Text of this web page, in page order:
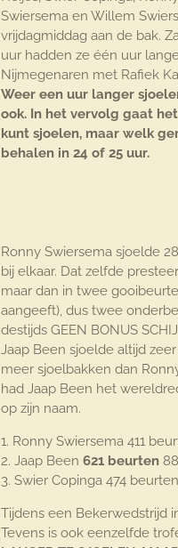
Swiersema en Willem
vrijdagmiddag aan de bak.
uur hadden ze één uur
Nijmegenaren met Rafiek
Weer een uur langer
ook. In het vervolg gaat
kunt sjoelen, maar welk
behalen in 24 of 25 uur.
Ronny Swiersema sjoelde
bij elkaar. Dat zelfde
maar dan in twee
aangeeft), dus twee
destijds GEEN BONUS
Jaap Been sjoelde altijd
meer sjoelbakken dan
had Jaap Been het
op zijn naam.
1. Ronny Swiersema 411
2. Jaap Been 621 beurten
3. Swier Copinga 474
Tijdens een Bekerwedstrijd
Tevens is ook eenzelfde